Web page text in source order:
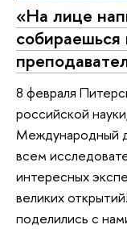
«На лице
собираешься
8 февраля
российской
Международный
всем
интересных
великих
поделились с